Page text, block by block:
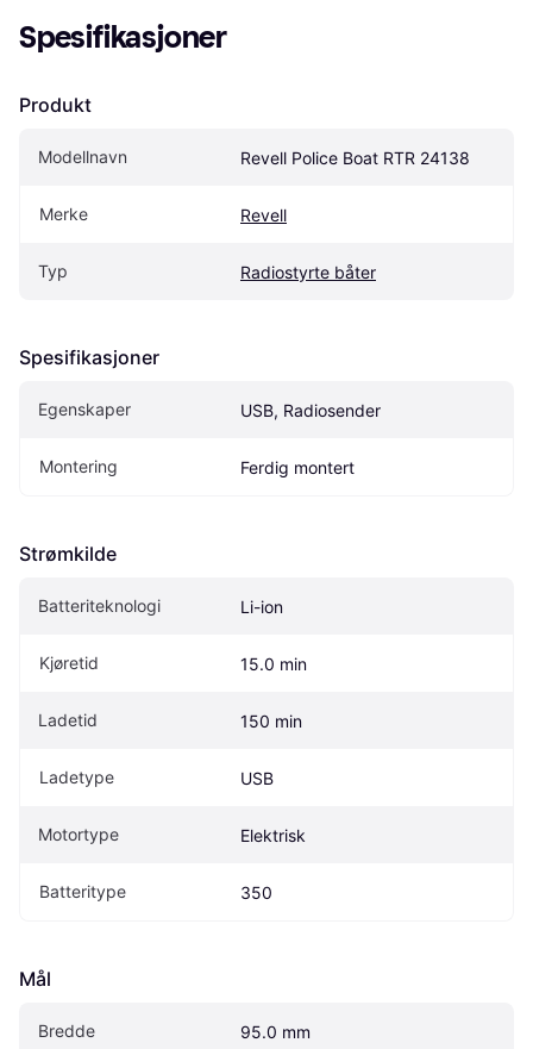
Spesifikasjoner
Produkt
Modellnavn Revell Police Boat RTR 24138
Merke Revell
Typ Radiostyrte båter
Spesifikasjoner
Egenskaper USB, Radiosender
Montering Ferdig montert
Strømkilde
Batteriteknologi Li-ion
Kjøretid 15.0 min
Ladetid 150 min
Ladetype USB
Motortype Elektrisk
Batteritype 350
Mål
Bredde 95.0 mm